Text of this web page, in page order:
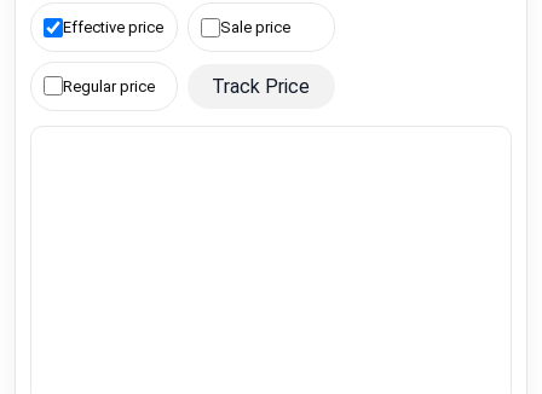
Effective price Sale price
Regular price Track Price